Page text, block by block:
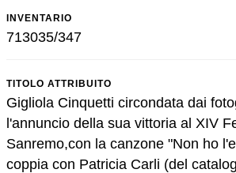
INVENTARIO
713035/347
TITOLO ATTRIBUITO
Gigliola Cinquetti circondata dai
l'annuncio della sua vittoria al XIV
Sanremo,con la canzone "Non ho
coppia con Patricia Carli (del